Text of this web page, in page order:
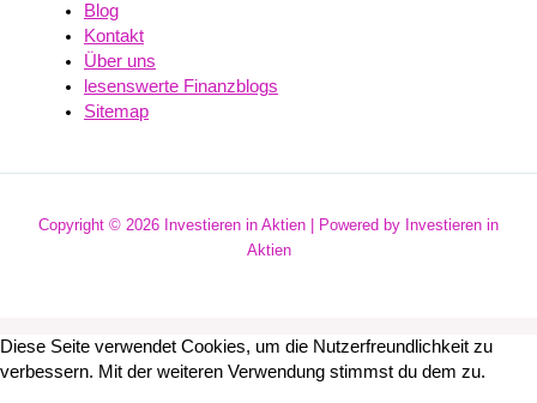
Blog
Kontakt
Über uns
lesenswerte Finanzblogs
Sitemap
Copyright © 2026 Investieren in Aktien | Powered by Investieren in
Aktien
Diese Seite verwendet Cookies, um die Nutzerfreundlichkeit zu
verbessern. Mit der weiteren Verwendung stimmst du dem zu.